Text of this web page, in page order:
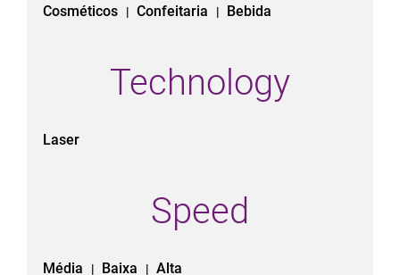
Cosméticos | Confeitaria | Bebida
Technology
Laser
Speed
Média | Baixa | Alta